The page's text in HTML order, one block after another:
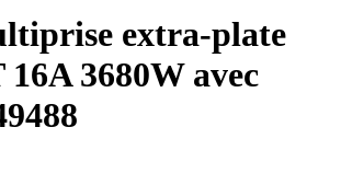
extra-plate
3680W avec